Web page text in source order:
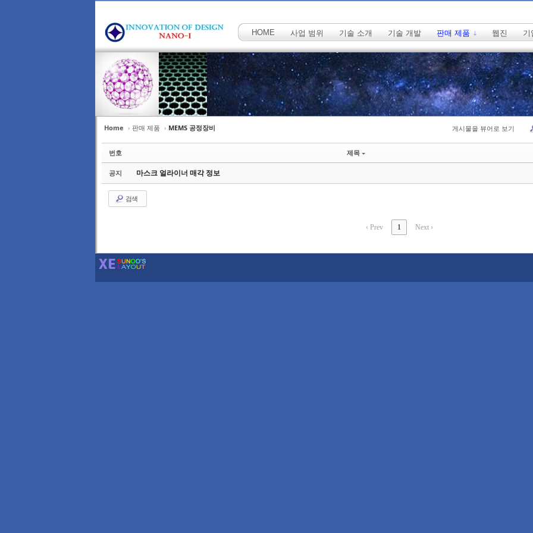
HOME 사업 범위 기술 소개 기술 개발 판매 제품 웹진 기
Home › 판매 제품 › MEMS 공정장비 게시물을 뷰어로 보기
번호 제목
공지 마스크 얼라이너 매각 정보
검색
‹ Prev 1 Next ›
Sketchbook5, 스케치북5
Sketchbook5, 스케치북5
Sketchbook5, 스케치북5
Sketchbook5, 스케치북5